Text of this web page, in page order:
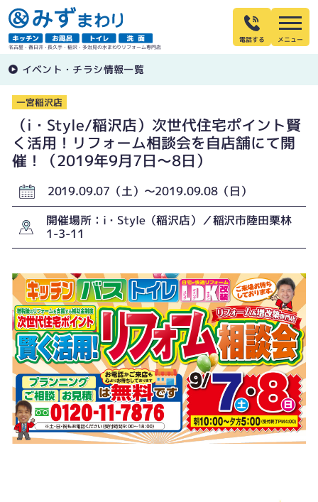
名古屋・春日井・長久手・稲沢・多治見の水まわりリフォーム専門店
電話する
イベント・チラシ情報一覧
一宮稲沢店
（i・Style/稲沢店）次世代住宅ポイント賢
く活用！リフォーム相談会を自店舗にて開
催！（2019年9月7日〜8日）
2019.09.07（土）〜2019.09.08（日）
開催場所：i・Style（稲沢店）／稲沢市陸田栗林
1-3-11